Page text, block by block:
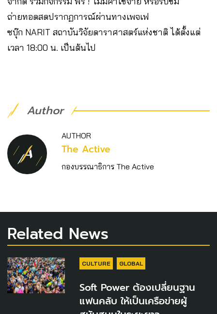
ถ่ายทอดสดปรากฏการณ์ผ่านทางเพจเฟ
ซบุ๊ก NARIT สถาบันวิจัยดาราศาสตร์แห่งชาติ ได้ตั้งแต่
เวลา 18:00 น. เป็นต้นไป
Author
AUTHOR
The Active
กองบรรณาธิการ The Active
Related News
CULTURE GLOBAL
Soft Power ต้องเปลี่ยนฐาน
แฟนคลับ ให้เป็นเครือข่ายผู้